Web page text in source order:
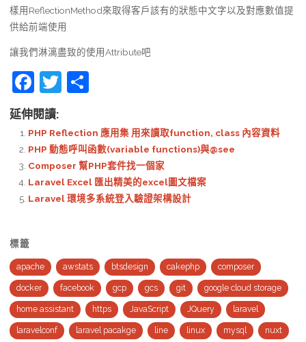
樣用ReflectionMethod來取得客戶該有的狀態中文字以及對應數值提
供給前端使用
讓我們淋漓盡致的使用Attribute吧
F
a
c
e
b
o
T
itt
er
S
ar
e
延伸閱讀:
PHP Reflection 應用集 用來讀取function, class 內容資料
PHP 動態呼叫函數(variable functions)與@see
Composer 幫PHP套件找一個家
Laravel Excel 匯出精美的excel圖文檔案
Laravel 環境多系統登入驗證架構設計
標籤
apache awstats btsdesign cakephp composer
docker facebook gcp gcs git google cloud storage
home assistant https JavaScript JQuery laravel
laravelconf laravel pacakge line linux mysql nuxt